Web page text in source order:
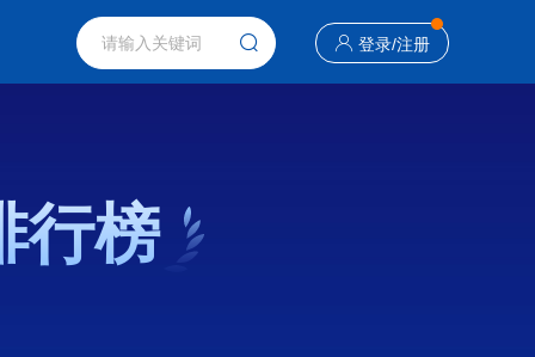
登录/注册
行榜